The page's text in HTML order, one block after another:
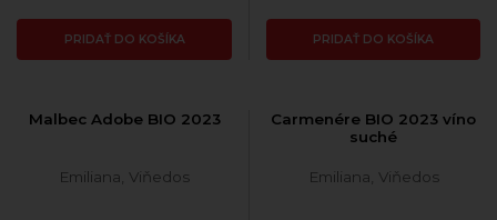
PRIDAŤ DO KOŠÍKA PRIDAŤ DO KOŠÍKA
Malbec Adobe BIO 2023
Emiliana, Viňedos
Carmenére BIO 2023 víno
suché
Emiliana, Viňedos